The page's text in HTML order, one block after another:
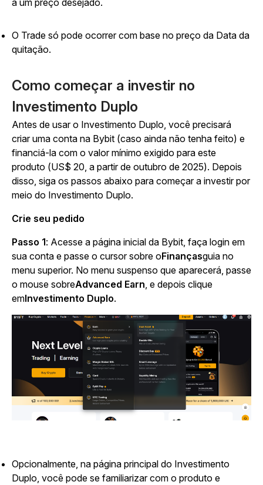
O Trade só pode ocorrer com base no preço da Data da
quitação.
Como começar a investir no
Investimento Duplo
Antes de usar o Investimento Duplo, você precisará
criar uma conta na Bybit (caso ainda não tenha feito) e
financiá-la com o valor mínimo exigido para este
produto (US$ 20, a partir de outubro de 2025). Depois
disso, siga os passos abaixo para começar a investir por
meio do Investimento Duplo.
Crie seu pedido
Passo 1: Acesse a página inicial da Bybit, faça login em
sua conta e passe o cursor sobre oFinançasguia no
menu superior. No menu suspenso que aparecerá, passe
o mouse sobreAdvanced Earn , e depois clique
emInvestimento Duplo.
Opcionalmente, na página principal do Investimento
Duplo, você pode se familiarizar com o produto e